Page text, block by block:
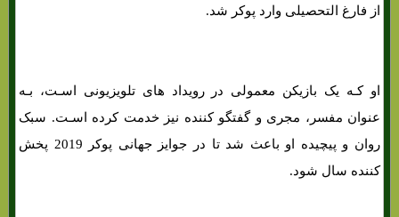
از فارغ التحصیلی وارد پوکر شد.
او کـه یک بازیکن معمولی در رویداد های تلویزیونی اسـت، بـه
عنوان مفسر، مجری و گفتگو کننده نیز خدمت کرده اسـت. سبک
روان و پیچیده او باعث شد تا در جوایز جهانی پوکر 2019 پخش
کننده سال شود.